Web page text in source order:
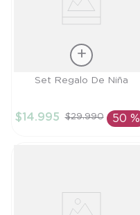
Talla
AÑADIR AL
Set Regalo De Niña
$14.995 $29.990 50 %